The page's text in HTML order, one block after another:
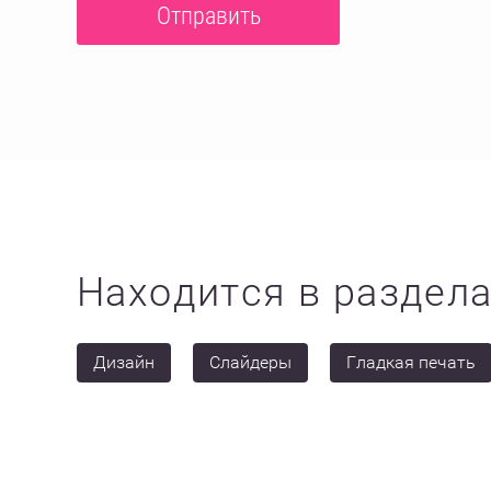
Находится в
Дизайн Слайдеры Гладкая печать